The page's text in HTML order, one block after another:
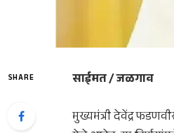
SHARE
साईमत / जळगाव
मुख्यमंत्री देवेंद्र